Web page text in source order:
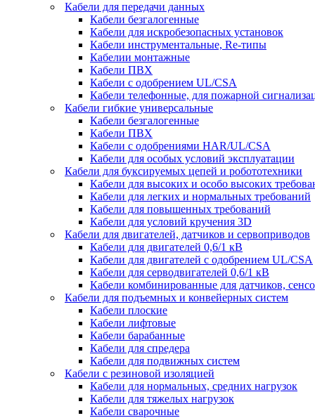
Кабели для передачи данных
Кабели безгалогенные
Кабели для искробезопасных установок
Кабели инструментальные, Re-типы
Кабелии монтажные
Кабели ПВХ
Кабели с одобрением UL/CSA
Кабели телефонные, для пожарной
Кабели гибкие универсальные
Кабели безгалогенные
Кабели ПВХ
Кабели с одобрениями HAR/UL/CSA
Кабели для особых условий эксплуатации
Кабели для буксируемых цепей и робототехники
Кабели для высоких и особо высоких
Кабели для легких и нормальных требований
Кабели для повышенных требований
Кабели для условий кручения 3D
Кабели для двигателей, датчиков и сервоприводов
Кабели для двигателей 0,6/1 кВ
Кабели для двигателей с одобрением UL/CSA
Кабели для серводвигателей 0,6/1 кВ
Кабели комбинированные для датчиков,
Кабели для подъемных и конвейерных систем
Кабели плоские
Кабели лифтовые
Кабели барабанные
Кабели для спредера
Кабели для подвижных систем
Кабели с резиновой изоляцией
Кабели для нормальных, средних нагрузок
Кабели для тяжелых нагрузок
Кабели сварочные